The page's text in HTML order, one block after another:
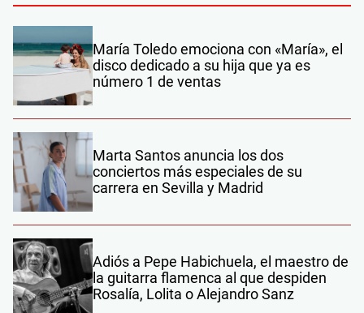
María Toledo emociona con «María», el
disco dedicado a su hija que ya es
número 1 de ventas
Marta Santos anuncia los dos
conciertos más especiales de su
carrera en Sevilla y Madrid
Adiós a Pepe Habichuela, el maestro de
la guitarra flamenca al que despiden
Rosalía, Lolita o Alejandro Sanz